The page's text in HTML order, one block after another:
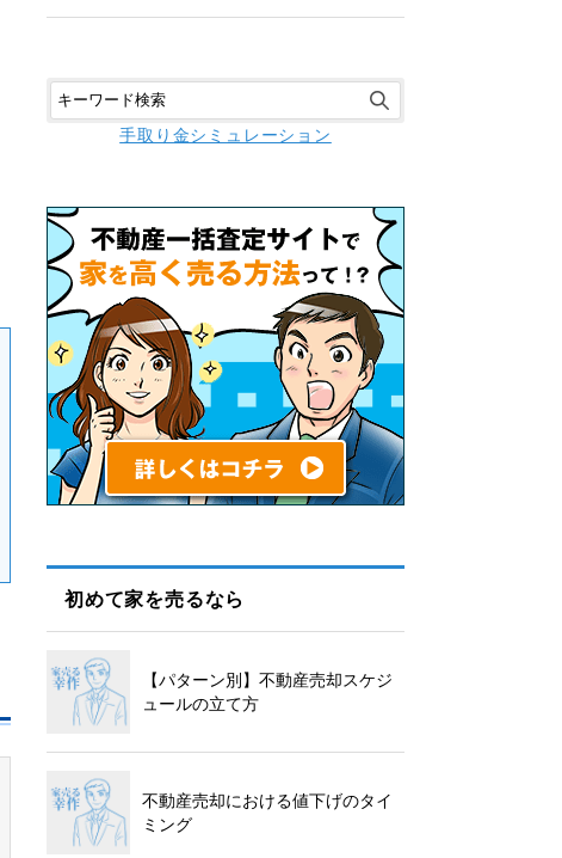
手取り金シミュレーション
初めて家を売るなら
【パターン別】不動産売却スケジ
ュールの立て方
不動産売却における値下げのタイ
ミング